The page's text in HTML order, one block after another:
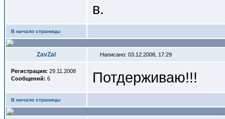
в.
В начало страницы
ZavZal Написано: 03.12.2008, 17:29
Регистрация: 29.11.2008
Сообщений: 6 Потдерживаю!!!
В начало страницы